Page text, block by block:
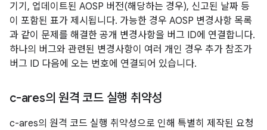
기기, 업데이트된 AOSP 버전(해당하는 경우), 신고된 날짜 등
이 포함된 표가 제시됩니다. 가능한 경우 AOSP 변경사항 목록
과 같이 문제를 해결한 공개 변경사항을 버그 ID에 연결합니다.
하나의 버그와 관련된 변경사항이 여러 개인 경우 추가 참조가
버그 ID 다음에 오는 번호에 연결되어 있습니다.
c-ares의 원격 코드 실행 취약성
c-ares의 원격 코드 실행 취약성으로 인해 특별히 제작된 요청